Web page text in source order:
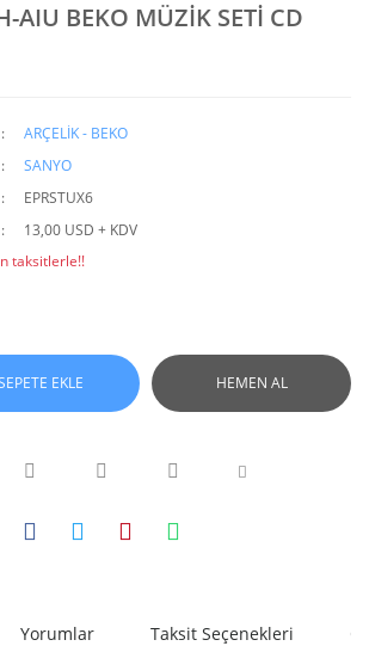
AIU BEKO MÜZİK SETİ CD
ARÇELİK - BEKO
SANYO
EPRSTUX6
13,00 USD + KDV
taksitlerle!!
EKLE HEMEN AL
Yorumlar Taksit Seçenekleri